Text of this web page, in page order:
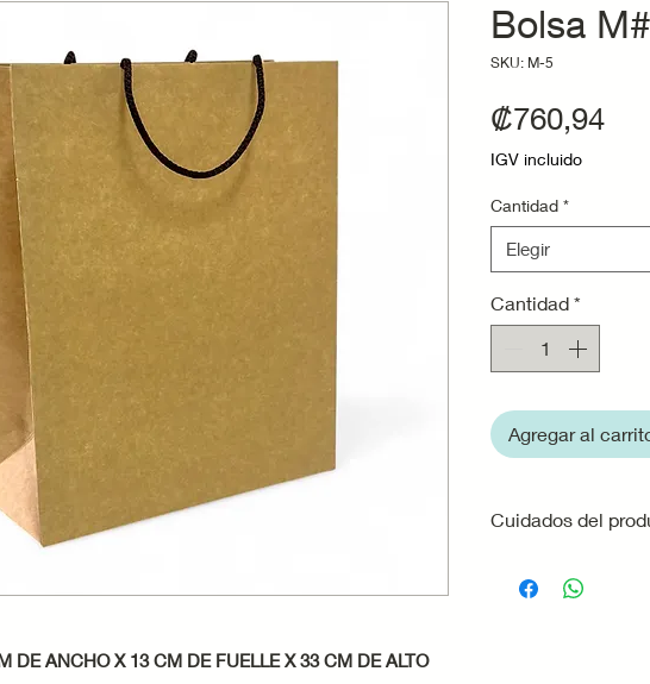
DE ANCHO X 13 CM DE FUELLE X 33 CM DE ALTO
Bolsa
SKU: M-5
₡760,94
IGV incluido
Cantidad *
Elegir
Cantidad *
Agregar al
Cuidados del
que el papel